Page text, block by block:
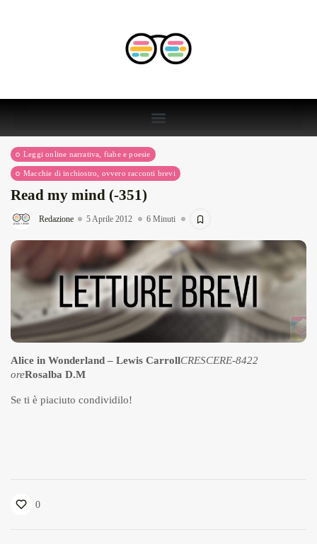
Leggi online narrativa, fiabe e poesie
Macchie di inchiostro, ovvero racconti brevi
Read my mind (-351)
Redazione 5 Aprile 2012 6 Minuti
Alice in Wonderland – Lewis CarrollCRESCERE-8422
oreRosalba D.M
Se ti è piaciuto condividilo!
0